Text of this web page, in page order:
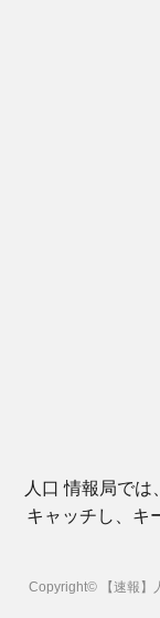
人口 情報局で
キャッチし、キ
Copyright© 【速報】